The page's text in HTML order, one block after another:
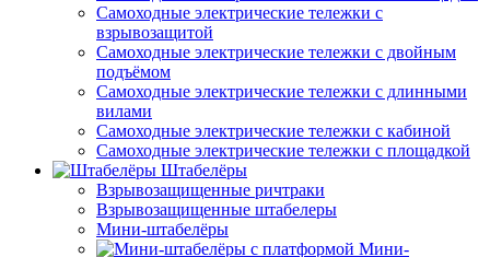
Самоходные электрические тележки с
взрывозащитой
Самоходные электрические тележки с двойным
подъёмом
Самоходные электрические тележки с длинными
вилами
Самоходные электрические тележки с кабиной
Самоходные электрические тележки с площадкой
Штабелёры
Взрывозащищенные ричтраки
Взрывозащищенные штабелеры
Мини-штабелёры
Мини-